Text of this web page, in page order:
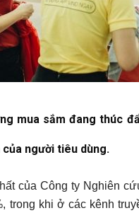
mua sắm đang thúc
của người tiêu dùng.
của Công ty Nghiên
trong khi ở các kênh